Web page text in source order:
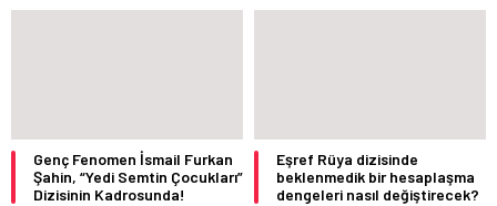
Genç Fenomen İsmail Furkan
Şahin, “Yedi Semtin Çocukları”
Dizisinin Kadrosunda!
Eşref Rüya dizisinde
beklenmedik bir hesaplaşma
dengeleri nasıl değiştirecek?